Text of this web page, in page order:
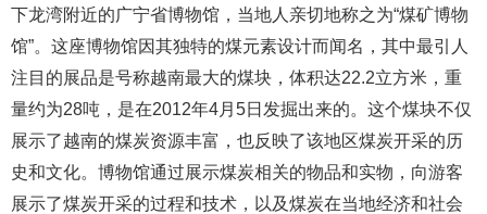
下龙湾附近的‌广宁省博物馆‌，当地人亲切地称之为“‌煤矿博物
馆”。这座博物馆因其独特的煤元素设计而闻名，其中最引人
注目的展品是号称越南最大的‌煤块，体积达22.2立方米，重
量约为28吨，是在2012年4月5日发掘出来的。这个煤块不仅
展示了越南的煤炭资源丰富，也反映了该地区煤炭开采的历
史和文化。博物馆通过展示煤炭相关的物品和实物，向游客
展示了煤炭开采的过程和技术，以及煤炭在当地经济和社会